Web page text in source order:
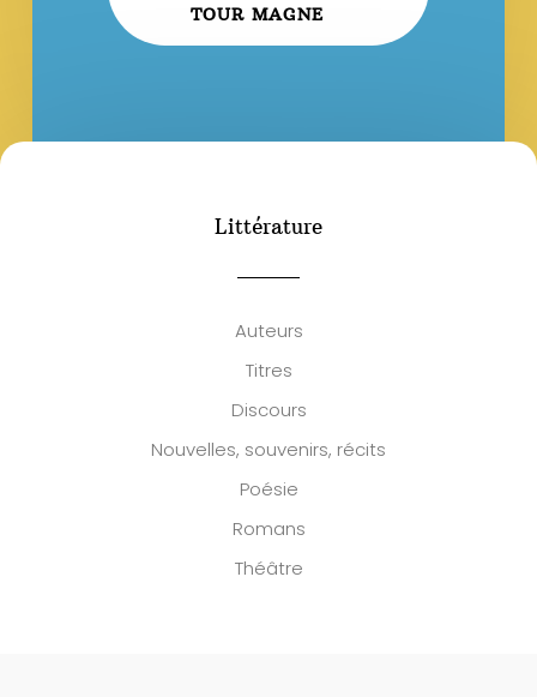
TOUR MAGNE
Littérature
Auteurs
Titres
Discours
Nouvelles, souvenirs, récits
Poésie
Romans
Théâtre